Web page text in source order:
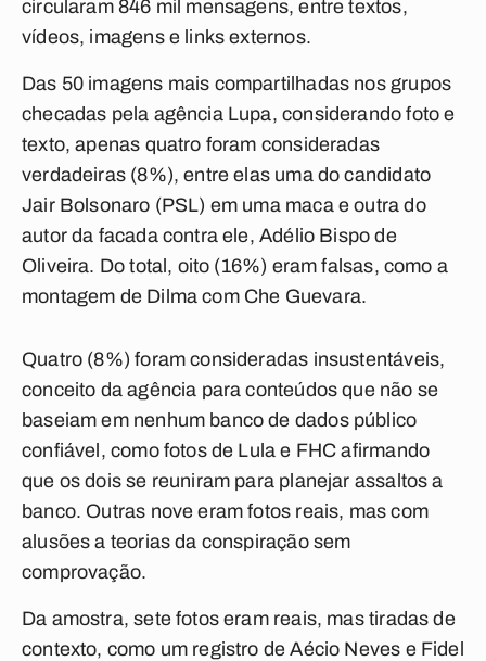
circularam 846 mil mensagens, entre textos,
vídeos, imagens e links externos.
Das 50 imagens mais compartilhadas nos grupos
checadas pela agência Lupa, considerando foto e
texto, apenas quatro foram consideradas
verdadeiras (8%), entre elas uma do candidato
Jair Bolsonaro (PSL) em uma maca e outra do
autor da facada contra ele, Adélio Bispo de
Oliveira. Do total, oito (16%) eram falsas, como a
montagem de Dilma com Che Guevara.
Quatro (8%) foram consideradas insustentáveis,
conceito da agência para conteúdos que não se
baseiam em nenhum banco de dados público
confiável, como fotos de Lula e FHC afirmando
que os dois se reuniram para planejar assaltos a
banco. Outras nove eram fotos reais, mas com
alusões a teorias da conspiração sem
comprovação.
Da amostra, sete fotos eram reais, mas tiradas de
contexto, como um registro de Aécio Neves e Fidel